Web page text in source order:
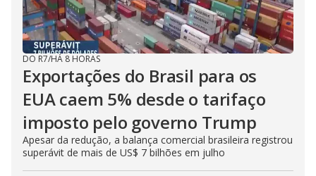
DO R7/HÁ 8 HORAS
Exportações do Brasil para os
EUA caem 5% desde o tarifaço
imposto pelo governo Trump
Apesar da redução, a balança comercial brasileira registrou
superávit de mais de US$ 7 bilhões em julho